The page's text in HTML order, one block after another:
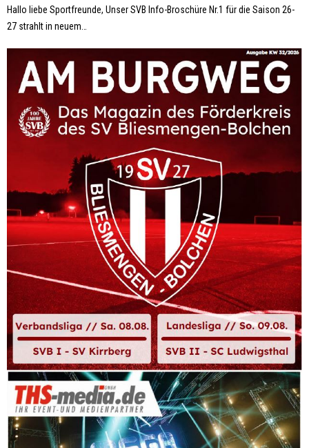
Hallo liebe Sportfreunde, Unser SVB Info-Broschüre Nr.1 für die Saison 26-
27 strahlt in neuem…